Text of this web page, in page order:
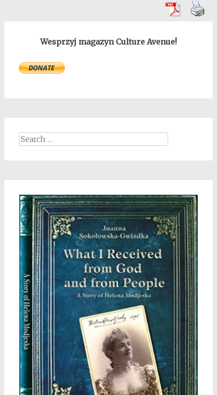
Wesprzyj magazyn Culture Avenue!
Search
for: